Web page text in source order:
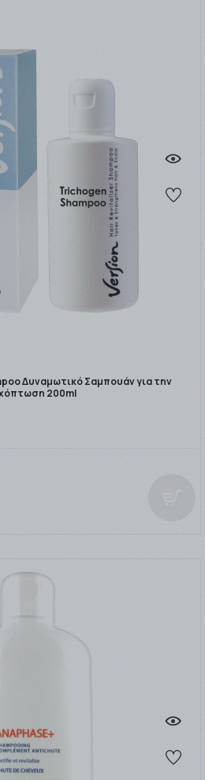
Δυναμωτικό Σαμπουάν για την
200ml